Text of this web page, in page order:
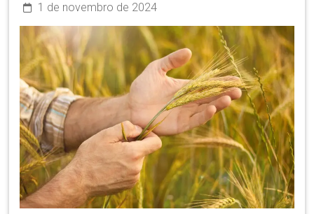
1 de novembro de 2024